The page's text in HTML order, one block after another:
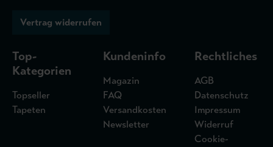
Vertrag widerrufen
Top-
Kategorien
Topseller
Tapeten
Kundeninfo
Magazin
FAQ
Versandkosten
Newsletter
Rechtliches
AGB
Datenschutz
Impressum
Widerruf
Cookie-